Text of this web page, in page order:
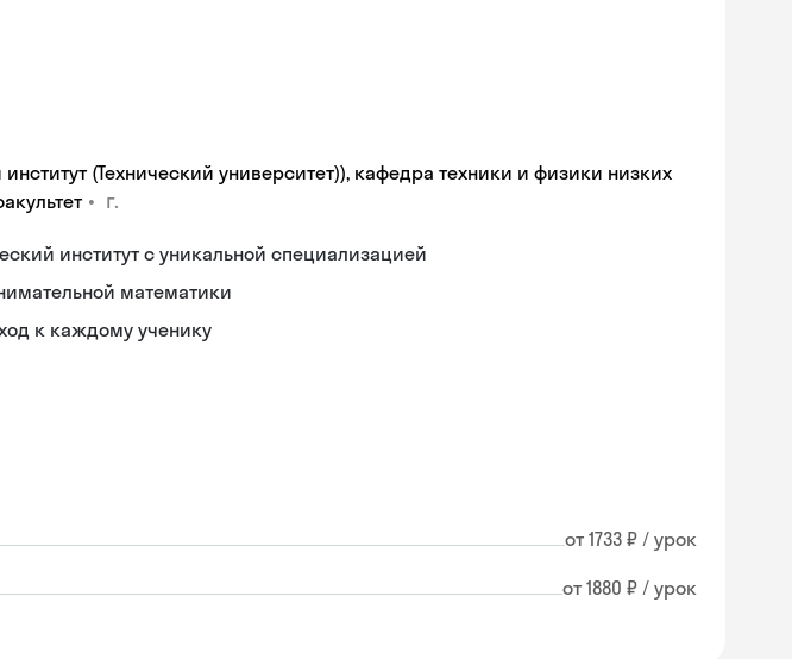
(Технический университет)), кафедра техники и физики низких
• г.
институт с уникальной специализацией
математики
к каждому ученику
от 1733 ₽ / урок
от 1880 ₽ / урок